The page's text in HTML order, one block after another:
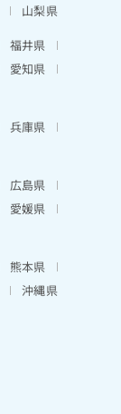
山梨県
福井県
愛知県
兵庫県
広島県
愛媛県
熊本県
沖縄県